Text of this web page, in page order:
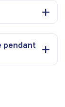
pendant